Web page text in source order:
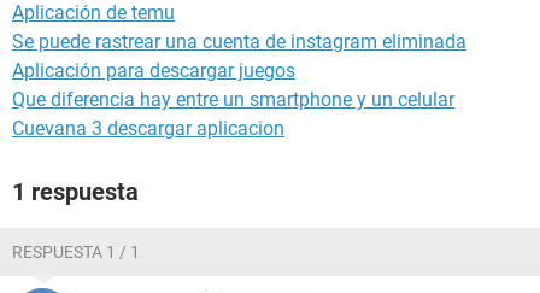
Aplicación de temu
Se puede rastrear una cuenta de instagram eliminada
Aplicación para descargar juegos
Que diferencia hay entre un smartphone y un celular
Cuevana 3 descargar aplicacion
1 respuesta
RESPUESTA 1 / 1